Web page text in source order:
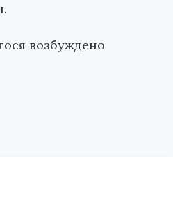
возбуждено